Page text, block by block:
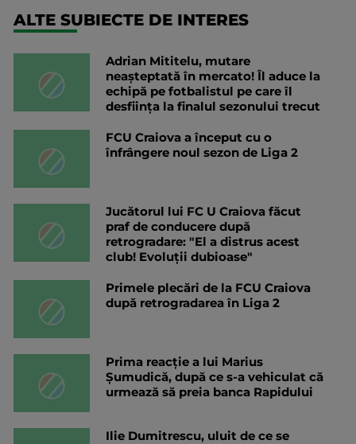
ALTE SUBIECTE DE INTERES
Adrian Mititelu, mutare
neașteptată în mercato! Îl aduce la
echipă pe fotbalistul pe care îl
desființa la finalul sezonului trecut
FCU Craiova a început cu o
înfrângere noul sezon de Liga 2
Jucătorul lui FC U Craiova făcut
praf de conducere după
retrogradare: "El a distrus acest
club! Evoluții dubioase"
Primele plecări de la FCU Craiova
după retrogradarea în Liga 2
Prima reacție a lui Marius
Șumudică, după ce s-a vehiculat că
urmează să preia banca Rapidului
Ilie Dumitrescu, uluit de ce se